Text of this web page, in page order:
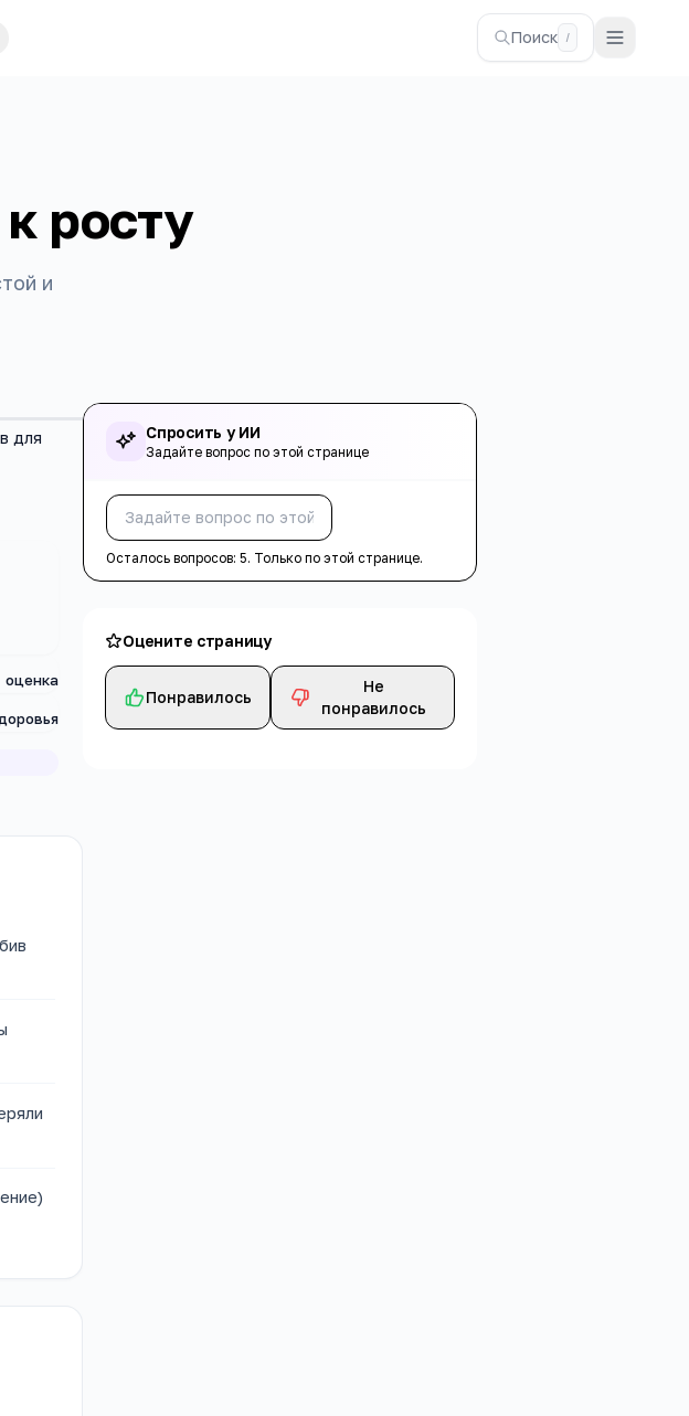
Поиск /
росту
и
для
оценка
Спросить у ИИ
Задайте вопрос по этой странице
Осталось вопросов:5. Только по этой странице.
Оцените страницу
Понравилось
Не
понравилось